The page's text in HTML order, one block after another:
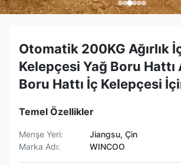
Otomatik 200KG Ağırlık
Kelepçesi Yağ Boru Hattı
Boru Hattı İç Kelepçesi
Temel Özellikler
Menşe Yeri:
Jiangsu, Çin
Marka Adı:
WINCOO